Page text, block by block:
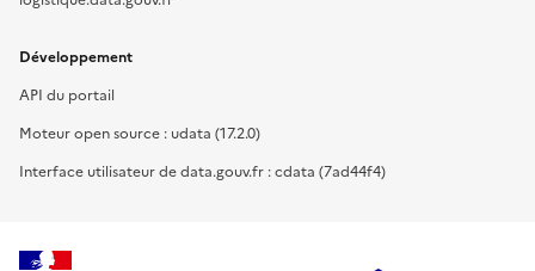
Développement
API du portail
Moteur open source : udata (17.2.0)
Interface utilisateur de data.gouv.fr : cdata (7ad44f4)